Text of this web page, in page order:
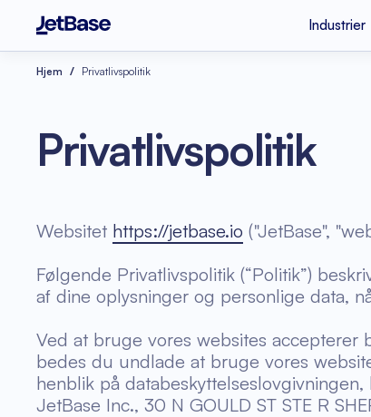
Industrier
Industrier
Mental
e-handel
Tjenester
Azure
Teknologier
Hjem Privatlivspolitik
Privatlivspolitik
Websitet https://jetbase.io ("JetBase",
Følgende Privatlivspolitik (“Politik”)
af dine oplysninger og personlige data,
Ved at bruge vores websites accepterer
bedes du undlade at bruge vores
henblik på
JetBase Inc., 30 N GOULD ST STE R